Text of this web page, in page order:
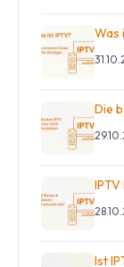
Was
Die
Ist